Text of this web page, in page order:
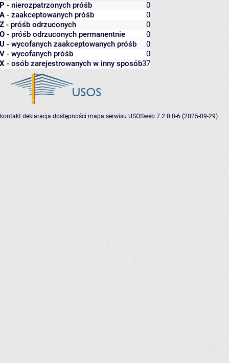
P - nierozpatrzonych próśb
0
A - zaakceptowanych próśb
0
Z - próśb odrzuconych
0
O - próśb odrzuconych permanentnie
0
U - wycofanych zaakceptowanych próśb
0
V - wycofanych próśb
0
X - osób zarejestrowanych w inny sposób37
kontakt deklaracja dostępności mapa serwisu USOSweb 7.2.0.0-6 (2025-09-29)